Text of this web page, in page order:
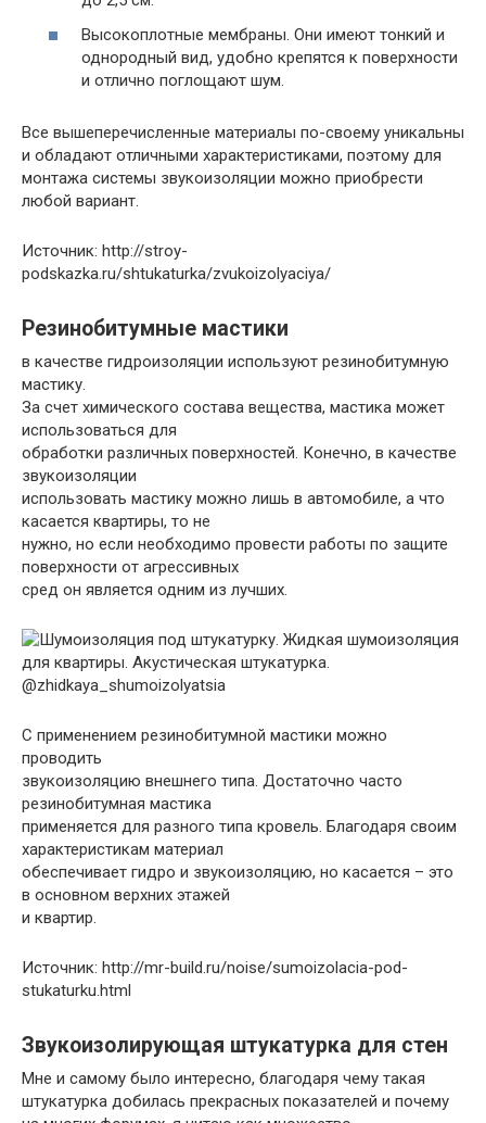
Высокоплотные мембраны. Они имеют тонкий и
однородный вид, удобно крепятся к поверхности
и отлично поглощают шум.
Все вышеперечисленные материалы по-своему уникальны
и обладают отличными характеристиками, поэтому для
монтажа системы звукоизоляции можно приобрести
любой вариант.
Источник: http://stroy-
podskazka.ru/shtukaturka/zvukoizolyaciya/
Резинобитумные мастики
в качестве гидроизоляции используют резинобитумную
мастику.
За счет химического состава вещества, мастика может
использоваться для
обработки различных поверхностей. Конечно, в качестве
звукоизоляции
использовать мастику можно лишь в автомобиле, а что
касается квартиры, то не
нужно, но если необходимо провести работы по защите
поверхности от агрессивных
сред он является одним из лучших.
@zhidkaya_shumoizolyatsia
С применением резинобитумной мастики можно
проводить
звукоизоляцию внешнего типа. Достаточно часто
резинобитумная мастика
применяется для разного типа кровель. Благодаря своим
характеристикам материал
обеспечивает гидро и звукоизоляцию, но касается – это
в основном верхних этажей
и квартир.
Источник: http://mr-build.ru/noise/sumoizolacia-pod-
stukaturku.html
Звукоизолирующая штукатурка для стен
Мне и самому было интересно, благодаря чему такая
штукатурка добилась прекрасных показателей и почему